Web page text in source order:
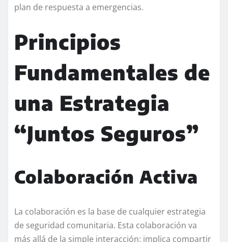
plan de respuesta a emergencias.
Principios
Fundamentales de
una Estrategia
“Juntos Seguros”
Colaboración Activa
La colaboración es la base de cualquier estrategia
de seguridad comunitaria. Esta colaboración va
más allá de la simple interacción: implica compartir